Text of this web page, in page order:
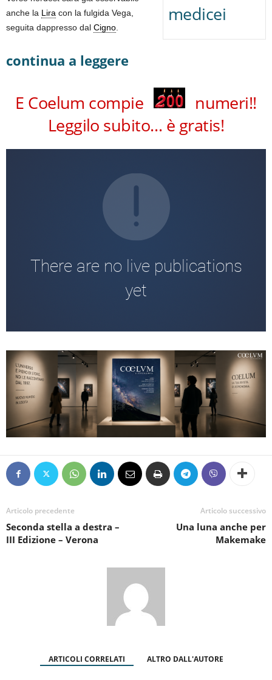
medicei
anche la Lira con la fulgida Vega,
seguita dappresso dal Cigno
continua a leggere
E Coelum compie
numeri!!
Leggilo subito… è gratis!
Articolo precedente
Seconda stella a destra –
III Edizione – Verona
Articolo successivo
Una luna anche per
Makemake
ARTICOLI CORRELATI ALTRO DALL'AUTORE